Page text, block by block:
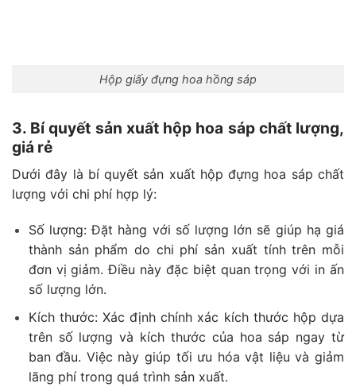
Hộp giấy đựng hoa hồng sáp
3. Bí quyết sản xuất hộp hoa sáp chất lượng,
giá rẻ
Dưới đây là bí quyết sản xuất hộp đựng hoa sáp chất
lượng với chi phí hợp lý:
Số lượng: Đặt hàng với số lượng lớn sẽ giúp hạ giá
thành sản phẩm do chi phí sản xuất tính trên mỗi
đơn vị giảm. Điều này đặc biệt quan trọng với in ấn
số lượng lớn.
Kích thước: Xác định chính xác kích thước hộp dựa
trên số lượng và kích thước của hoa sáp ngay từ
ban đầu. Việc này giúp tối ưu hóa vật liệu và giảm
lãng phí trong quá trình sản xuất.